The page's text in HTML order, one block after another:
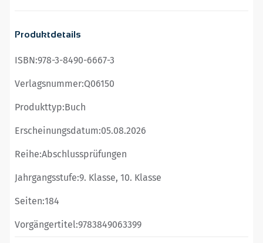
Produktdetails
ISBN:978-3-8490-6667-3
Verlagsnummer:Q06150
Produkttyp:Buch
Erscheinungsdatum:05.08.2026
Reihe:Abschlussprüfungen
Jahrgangsstufe:9. Klasse, 10. Klasse
Seiten:184
Vorgängertitel:9783849063399